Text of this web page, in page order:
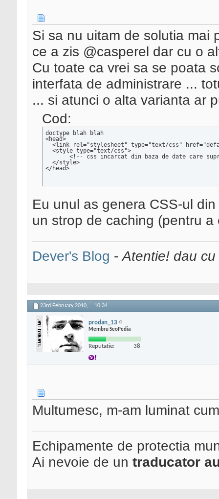
Si sa nu uitam de solutia mai
ce a zis @casperel dar cu o
Cu toate ca vrei sa se poata
interfata de administrare ...
... si atunci o alta varianta ar
Cod:
doctype blah blah
<head>
<link rel="stylesheet" type="text/css"
  <style type="text/css">
<!-- css incarcat din baza de date care
  </style>
</head>
Eu unul as genera CSS-ul
un strop de caching (pentru
Dever's Blog -Atentie! dau
23rd February 2010, 10:34
prodan_13
Membru SeoPedia
Reputatie: 38
Multumesc, m-am luminat
Echipamente de protectia
Ai nevoie de un traducator